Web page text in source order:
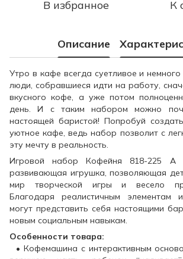
В избранное К
Описание
Утро в кафе всегда суетливое и
люди, собравшиеся идти на работу,
вкусного кофе, а уже потом
день. И с таким набором можно
настоящей баристой! Попробуй
уютное кафе, ведь набор позволит с
эту мечту в реальность.
Игровой набор Кофейня 818-225 A
развивающая игрушка, позволяющая
мир творческой игры и весело
Благодаря реалистичным элементам
могут представить себя настоящими
новым социальным навыкам.
Особенности товара:
• Кофемашина с интерактивным